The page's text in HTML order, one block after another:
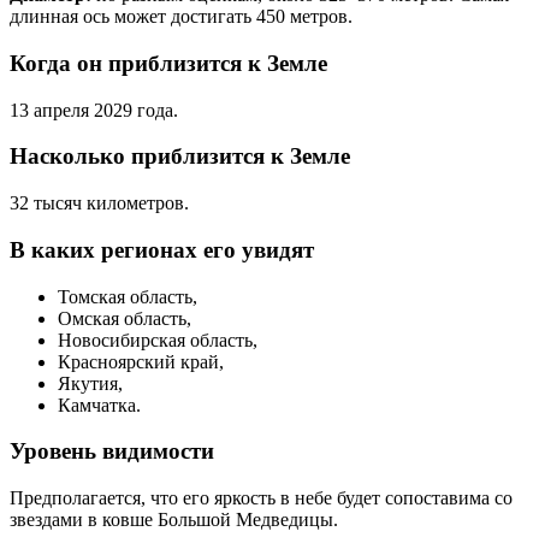
длинная ось может достигать 450 метров.
Когда он приблизится к Земле
13 апреля 2029 года.
Насколько приблизится к Земле
32 тысяч километров.
В каких регионах его увидят
Томская область,
Омская область,
Новосибирская область,
Красноярский край,
Якутия,
Камчатка.
Уровень видимости
Предполагается, что его яркость в небе будет сопоставима со
звездами в ковше Большой Медведицы.